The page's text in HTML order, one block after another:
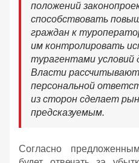
положений
способствовать
граждан к
им контролировать
турагентами условий
Власти
персональной
из сторон сделает
предсказуемым.
Согласно